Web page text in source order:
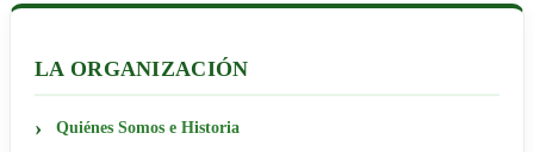
LA ORGANIZACIÓN
Quiénes Somos e Historia